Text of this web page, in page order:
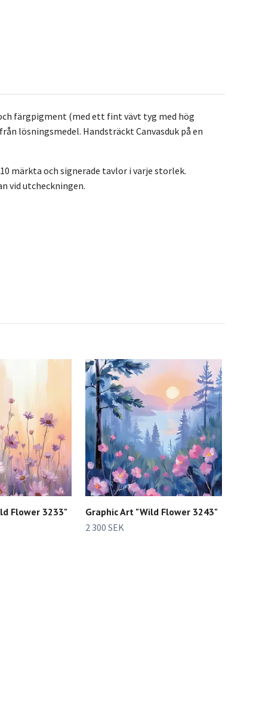
färgpigment (med ett fint vävt tyg med hög
lösningsmedel. Handsträckt Canvasduk på en
märkta och signerade tavlor i varje storlek.
vid utcheckningen.
Flower 3233"
Graphic Art "Wild Flower 3243"
2 300 SEK